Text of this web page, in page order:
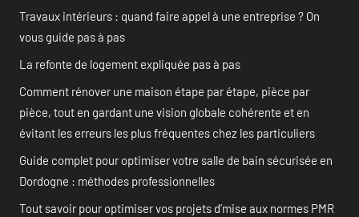
Travaux intérieurs : quand faire appel à une entreprise ? On
vous guide pas à pas
La refonte de logement expliquée pas à pas
Comment rénover une maison étape par étape, pièce par
pièce, tout en gardant une vision globale cohérente et en
évitant les erreurs les plus fréquentes chez les particuliers
Guide complet pour optimiser votre salle de bain sécurisée en
Dordogne : méthodes professionnelles
Tout savoir pour optimiser vos projets d’mise aux normes PMR